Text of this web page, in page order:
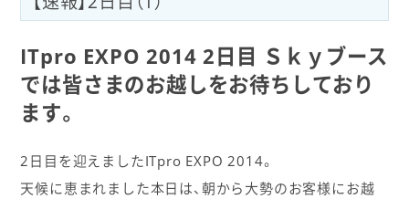
ITpro EXPO 2014 2日目 Ｓｋｙブース
では皆さまのお越しをお待ちしており
ます。
2日目を迎えましたITpro EXPO 2014。
天候に恵まれました本日は、朝から大勢のお客様にお越